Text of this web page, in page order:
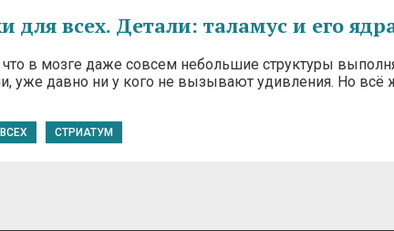
для всех. Детали: таламус и его
что в мозге даже совсем небольшие структуры
уже давно ни у кого не вызывают удивления. Но всё
СТРИАТУМ